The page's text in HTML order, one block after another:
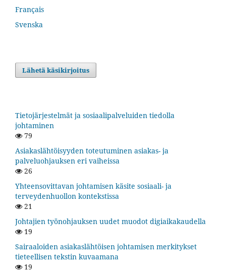
Français
Svenska
Lähetä käsikirjoitus
Tietojärjestelmät ja sosiaalipalveluiden tiedolla
johtaminen
79
Asiakaslähtöisyyden toteutuminen asiakas- ja
palveluohjauksen eri vaiheissa
26
Yhteensovittavan johtamisen käsite sosiaali- ja
terveydenhuollon kontekstissa
21
Johtajien työnohjauksen uudet muodot digiaikakaudella
19
Sairaaloiden asiakaslähtöisen johtamisen merkitykset
tieteellisen tekstin kuvaamana
19